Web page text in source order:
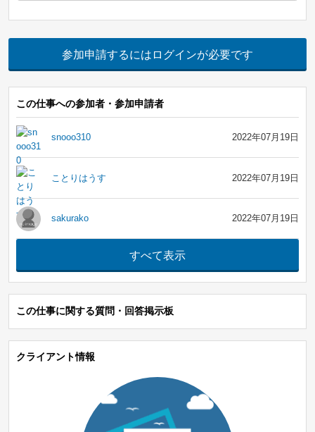
参加申請するにはログインが必要です
この仕事への参加者・参加申請者
snooo310 2022年07月19日
ことりはうす 2022年07月19日
sakurako 2022年07月19日
この仕事に関する質問・回答掲示板
クライアント情報